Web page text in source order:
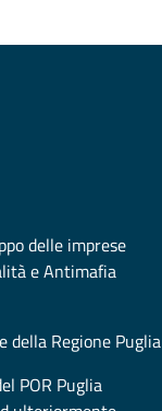
delle imprese
e Antimafia
della Regione Puglia
POR Puglia